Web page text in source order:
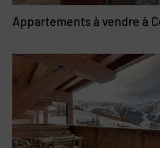
Appartements à vendre à